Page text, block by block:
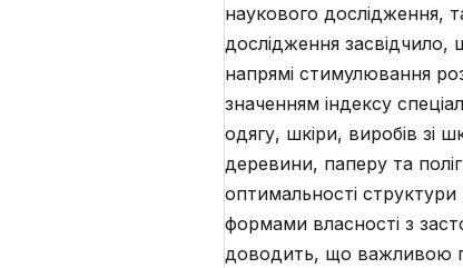
наукового дослідження,
дослідження засвідчило,
напрямі стимулювання
значенням індексу
одягу, шкіри, виробів зі
деревини, паперу та
оптимальності
формами власності з
доводить, що важливою